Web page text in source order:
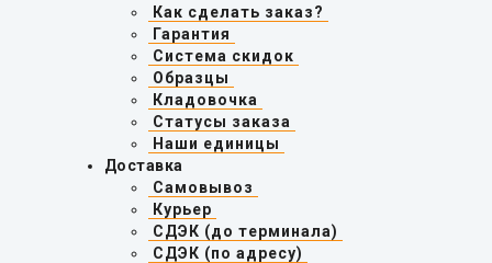
Как сделать заказ?
Гарантия
Система скидок
Образцы
Кладовочка
Статусы заказа
Наши единицы
Доставка
Самовывоз
Курьер
СДЭК (до терминала)
СДЭК (по адресу)